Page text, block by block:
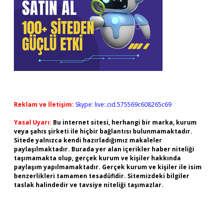
Reklam ve İletişim: Skype: live:.cid.575569c608265c69
Yasal Uyarı: Bu internet sitesi, herhangi bir marka, kurum
veya şahıs şirketi ile hiçbir bağlantısı bulunmamaktadır.
Sitede yalnızca kendi hazırladığımız makaleler
paylaşılmaktadır. Burada yer alan içerikler haber niteliği
taşımamakta olup, gerçek kurum ve kişiler hakkında
paylaşım yapılmamaktadır. Gerçek kurum ve kişiler ile isim
benzerlikleri tamamen tesadüfidir. Sitemizdeki bilgiler
taslak halindedir ve tavsiye niteliği taşımazlar.